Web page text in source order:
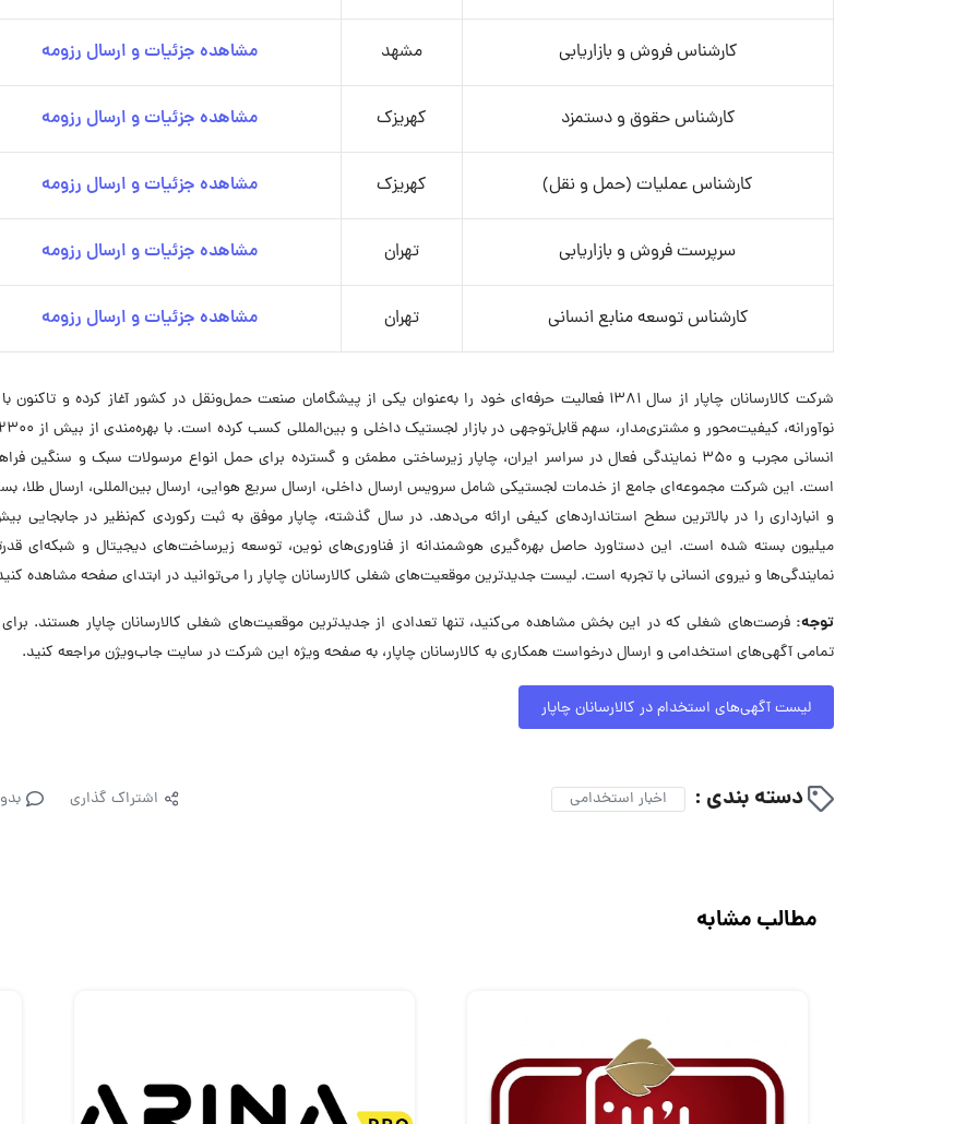
کارشناس فروش و بازاریابی مشهد مشاهده جزئیات و ارسال رزومه
کارشناس حقوق و دستمزد کهریزک مشاهده جزئیات و ارسال رزومه
کارشناس عملیات (حمل و نقل) کهریزک مشاهده جزئیات و ارسال رزومه
سرپرست فروش و بازاریابی تهران مشاهده جزئیات و ارسال رزومه
کارشناس توسعه منابع انسانی تهران مشاهده جزئیات و ارسال رزومه
شرکت کالارسانان چاپار از سال ۱۳۸۱ فعالیت حرفه‌ای خود را به‌عنوان یکی از پیشگامان صنعت حمل‌ونقل در کشور آغاز کرده و تاکنون
انسانی مجرب و ۳۵۰ نمایندگی فعال در سراسر ایران، چاپار زیرساختی مطمئن و گسترده برای حمل انواع مرسولات سبک و سنگین
است. این شرکت مجموعه‌ای جامع از خدمات لجستیکی شامل سرویس ارسال داخلی، ارسال سریع هوایی، ارسال بین‌المللی، ارسال طلا،
میلیون بسته شده است. این دستاورد حاصل بهره‌گیری هوشمندانه از فناوری‌های نوین، توسعه زیرساخت‌های دیجیتال و شبکه‌ای
نمایندگی‌ها و نیروی انسانی با تجربه است. لیست جدیدترین موقعیت‌های شغلی کالارسانان چاپار را می‌توانید در ابتدای صفحه مشاهده
توجه: فرصت‌های شغلی که در این بخش مشاهده می‌کنید، تنها تعدادی از جدیدترین موقعیت‌های شغلی کالارسانان چاپار هستند.
تمامی آگهی‌های استخدامی و ارسال درخواست همکاری به کالارسانان چاپار، به صفحه ویژه این شرکت در سایت جاب‌ویژن مراجعه کنید.
لیست آگهی‌های استخدام در کالارسانان چاپار
دسته بندی : اخبار استخدامی اشتراک گذاری
مطالب مشابه